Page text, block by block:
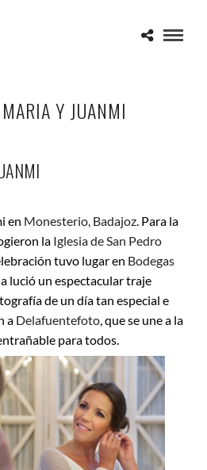
Y JUANMI
en Monesterio, Badajoz. Para la
la Iglesia de San Pedro
tuvo lugar en Bodegas
lució un espectacular traje
de un día tan especial e
a Delafuentefoto, que se une a la
para todos.